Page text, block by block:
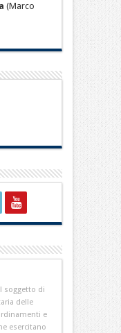
(Marco
soggetto di
delle
e
esercitano